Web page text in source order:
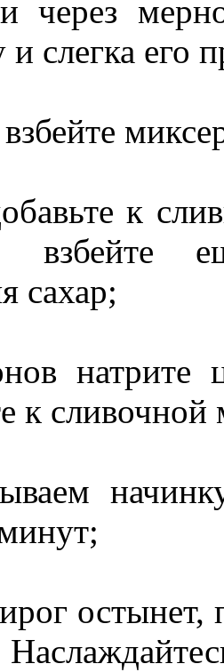
через
и слегка его
к
взбейте
сахар;
натрите
к сливочной
остынет,